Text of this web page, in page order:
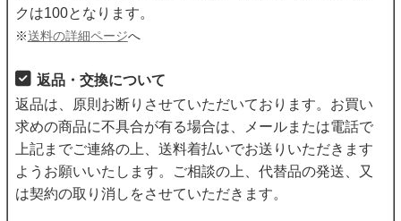
クは100となります。
※送料の詳細ページへ
返品・交換について
返品は、原則お断りさせていただいております。お買い
求めの商品に不具合が有る場合は、メールまたは電話で
上記までご連絡の上、送料着払いでお送りいただきます
ようお願いいたします。ご相談の上、代替品の発送、又
は契約の取り消しをさせていただきます。